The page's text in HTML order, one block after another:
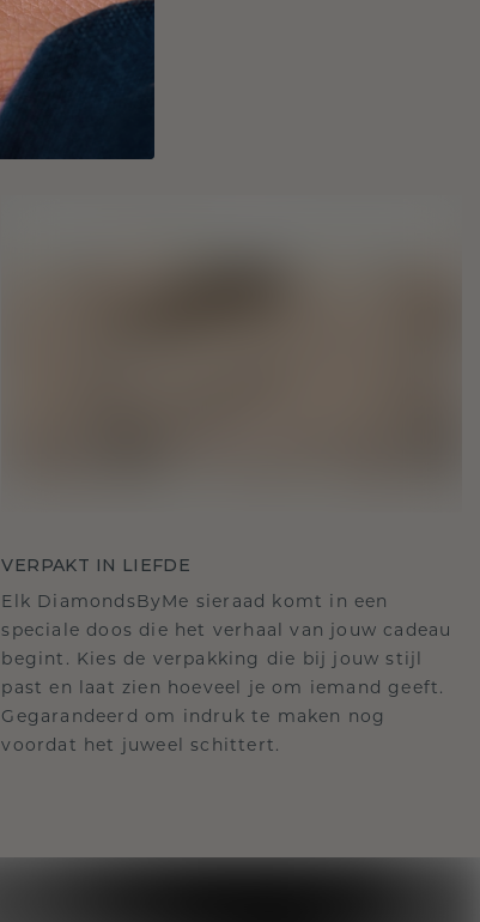
VERPAKT IN LIEFDE
Elk DiamondsByMe sieraad komt in een
speciale doos die het verhaal van jouw cadeau
begint. Kies de verpakking die bij jouw stijl
past en laat zien hoeveel je om iemand geeft.
Gegarandeerd om indruk te maken nog
voordat het juweel schittert.